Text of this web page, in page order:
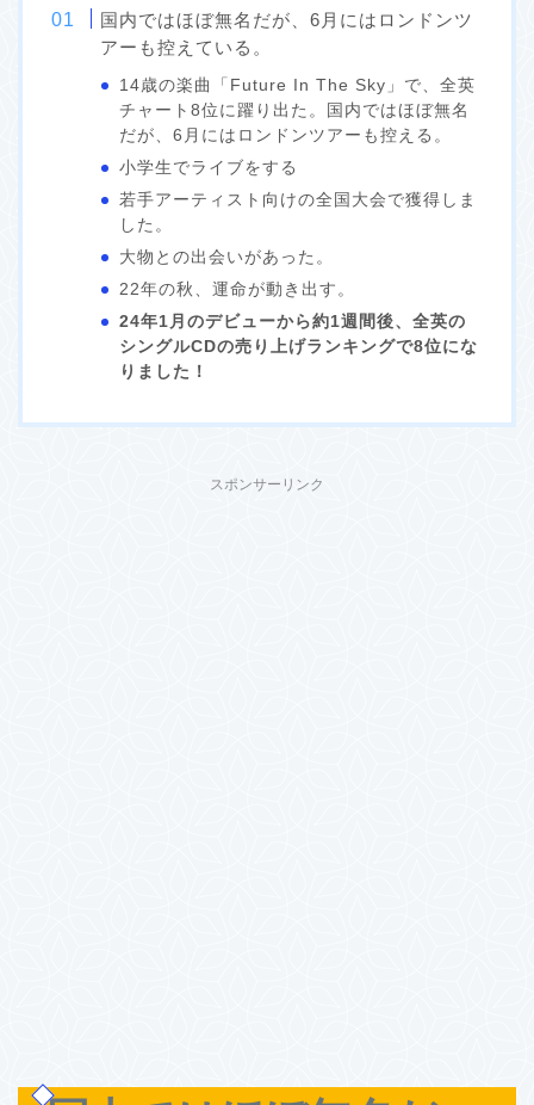
国内ではほぼ無名だが、6月にはロンドンツ
アーも控えている。
14歳の楽曲「Future In The Sky」で、全英
チャート8位に躍り出た。国内ではほぼ無名
だが、6月にはロンドンツアーも控える。
小学生でライブをする
若手アーティスト向けの全国大会で獲得しま
した。
大物との出会いがあった。
22年の秋、運命が動き出す。
24年1月のデビューから約1週間後、全英の
シングルCDの売り上げランキングで8位にな
りました！
スポンサーリンク